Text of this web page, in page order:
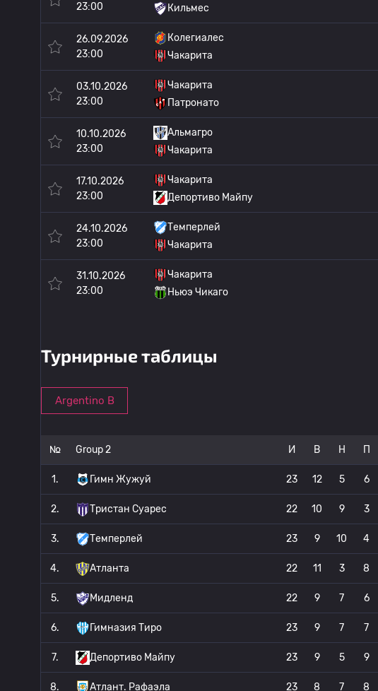
23:00
Кильмес
26.09.2026
23:00
Колегиалес
Чакарита
03.10.2026
23:00
Чакарита
Патронато
10.10.2026
23:00
Альмагро
Чакарита
17.10.2026
23:00
Чакарита
Депортиво Майпу
24.10.2026
23:00
Темперлей
Чакарита
31.10.2026
23:00
Чакарита
Ньюэ Чикаго
Турнирные таблицы
Argentino B
№ Group 2 И В Н П
1. Гимн Жужуй 23 12 5 6
2. Тристан Суарес 22 10 9 3
3. Темперлей 23 9 10 4
4. Атланта 22 11 3 8
5. Мидленд 22 9 7 6
6. Гимназия Тиро 23 9 7 7
7. Депортиво Майпу 23 9 5 9
8. Атлант. Рафаэла 23 8 7 8